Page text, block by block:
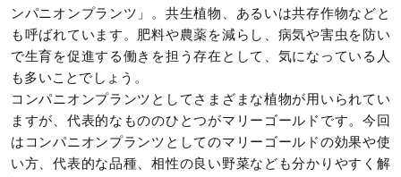
ンパニオンプランツ」。共生植物、あるいは共存作物などと
も呼ばれています。肥料や農薬を減らし、病気や害虫を防い
で生育を促進する働きを担う存在として、気になっている人
も多いことでしょう。
コンパニオンプランツとしてさまざまな植物が用いられてい
ますが、代表的なもののひとつがマリーゴールドです。今回
はコンパニオンプランツとしてのマリーゴールドの効果や使
い方、代表的な品種、相性の良い野菜なども分かりやすく解